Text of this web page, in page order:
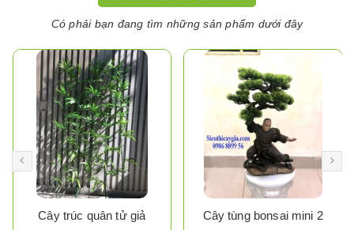
Có phải bạn đang tìm những sản phẩm dưới đây
Cây trúc quân tử giả Cây tùng bonsai mini 2